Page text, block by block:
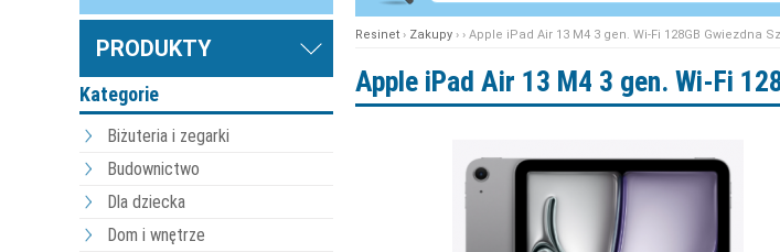
PRODUKTY
Kategorie
Biżuteria i zegarki
Budownictwo
Dla dziecka
Dom i wnętrze
Resinet › Zakupy › › Apple iPad Air 13 M4 3 gen. Wi-Fi 128GB Gwiezdna
Apple iPad Air 13 M4 3 gen. Wi-Fi